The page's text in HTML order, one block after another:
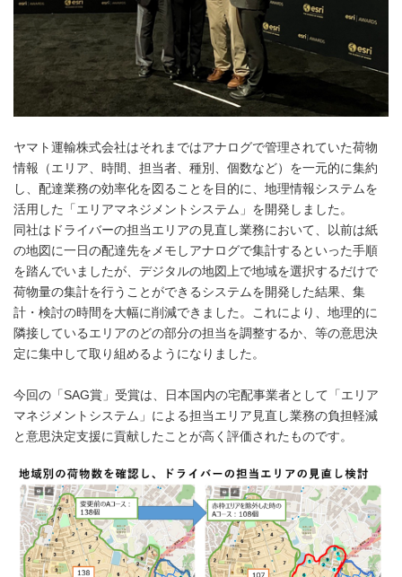
ヤマト運輸株式会社はそれまではアナログで管理されていた荷物
情報（エリア、時間、担当者、種別、個数など）を一元的に集約
し、配達業務の効率化を図ることを目的に、地理情報システムを
活用した「エリアマネジメントシステム」を開発しました。
同社はドライバーの担当エリアの見直し業務において、以前は紙
の地図に一日の配達先をメモしアナログで集計するといった手順
を踏んでいましたが、デジタルの地図上で地域を選択するだけで
荷物量の集計を行うことができるシステムを開発した結果、集
計・検討の時間を大幅に削減できました。これにより、地理的に
隣接しているエリアのどの部分の担当を調整するか、等の意思決
定に集中して取り組めるようになりました。
今回の「SAG賞」受賞は、日本国内の宅配事業者として「エリア
マネジメントシステム」による担当エリア見直し業務の負担軽減
と意思決定支援に貢献したことが高く評価されたものです。